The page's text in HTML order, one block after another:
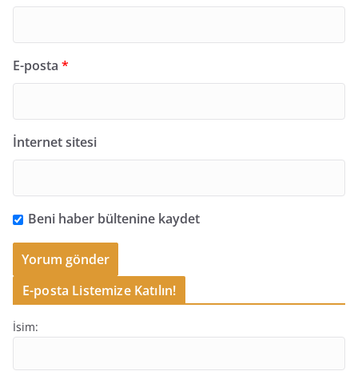
E-posta *
İnternet sitesi
Beni haber bültenine kaydet
E-posta Listemize Katılın!
İsim: